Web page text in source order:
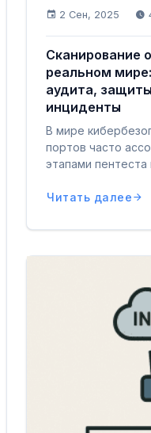
2 Сен, 2025
Сканирование
реальном
аудита,
инциденты
В мире
портов часто
этапами пентеста
Читать далее